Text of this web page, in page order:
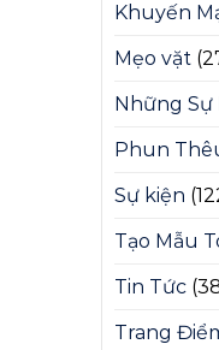
Khuyến
Mẹo vặt
Những Sự
Phun
Sự kiện
Tạo Mẫu
Tin Tức
Trang